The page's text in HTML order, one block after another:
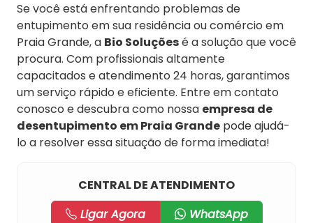
Se você está enfrentando problemas de
entupimento em sua residência ou comércio em
Praia Grande, a Bio Soluçõesé a solução que você
procura. Com profissionais altamente
capacitados e atendimento 24 horas, garantimos
um serviço rápido e eficiente. Entre em contato
conosco e descubra como nossa empresa de
desentupimento em Praia Grande pode ajudá-
lo a resolver essa situação de forma imediata!
CENTRAL DE ATENDIMENTO
Ligar Agora
WhatsApp